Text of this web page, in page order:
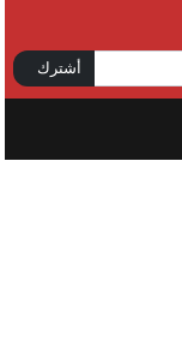
أشترك